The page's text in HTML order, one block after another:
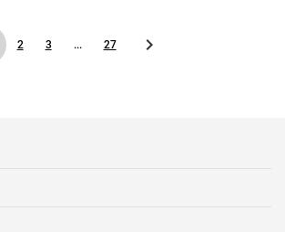
2 3 ... 27